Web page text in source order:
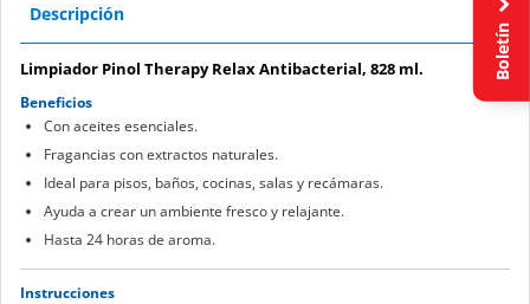
Descripción
Limpiador Pinol Therapy Relax Antibacterial, 828 ml.
Beneficios
Con aceites esenciales.
Fragancias con extractos naturales.
Ideal para pisos, baños, cocinas, salas y recámaras.
Ayuda a crear un ambiente fresco y relajante.
Hasta 24 horas de aroma.
Instrucciones
Boletín